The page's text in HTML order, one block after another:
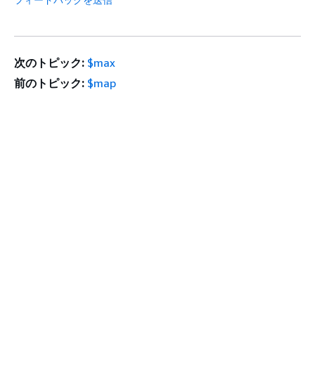
次のトピック: $max
前のトピック: $map